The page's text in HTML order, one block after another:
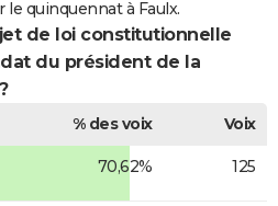
quinquennat à Faulx.
de loi constitutionnelle
du président de la
% des voix
Voix
70,62% 125